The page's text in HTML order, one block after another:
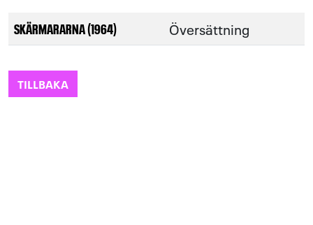
SKÄRMARARNA (1964) Översättning
TILLBAKA